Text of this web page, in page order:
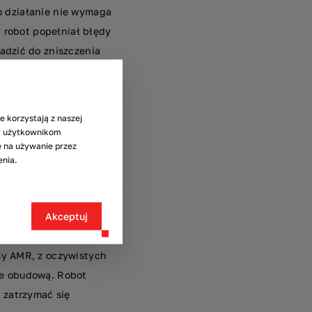
nie wymaga
popełniał błędy
do zniszczenia
pierwszym razem,
Zmiany układu
co
AMR, z oczywistych
obudową. Robot
się
korzystają z naszej
użytkownikom
używanie przez
Akceptuj